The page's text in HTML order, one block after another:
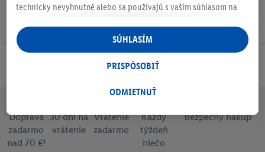
Odoberaj Newsletter!
Doprava
zadarmo
nad 70 €¹
30 dní na
vrátenie
Vrátenie
zadarmo
Každý
týždeň
niečo
Bezpečný nákup
technicky nevyhnutné alebo sa používajú s vaším súhlasom na
personalizovanú reklamu v rámci služieb Lidl aj mimo nich. Ak
ste účastníkom programu Lidl Plus, na tieto účely sa spracúvajú
aj údaje z vášho nákupného správania v obchode.
následne si vytvoríte účet Lidl Plus alebo sa prihlásite do svojho
tiež vytvoriť špeciálny online identifikátor z e-mailovej adresy,
ktorú tam uvediete, aby sme vás mohli rozpoznať v službách
prevádzkovaných tretími stranami a zobrazovať vám
ODMIETNUŤ
PRISPÔSOBIŤ
SÚHLASÍM